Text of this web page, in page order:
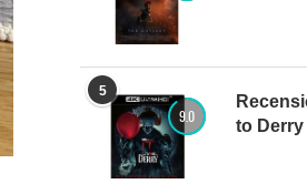
5
9.0
to Derry